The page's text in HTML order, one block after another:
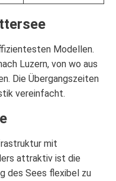
Modellen.
Luzern, von wo aus
Die Übergangszeiten
vereinfacht.
mit
attraktiv ist die
des Sees flexibel zu